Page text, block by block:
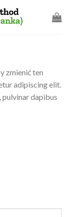
zmienić ten
adipiscing elit.
dapibus